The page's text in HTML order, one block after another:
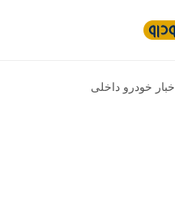
اخبار خودرو داخلی